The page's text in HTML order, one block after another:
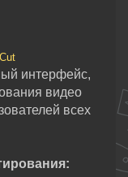
интерфейс,
видео
всех